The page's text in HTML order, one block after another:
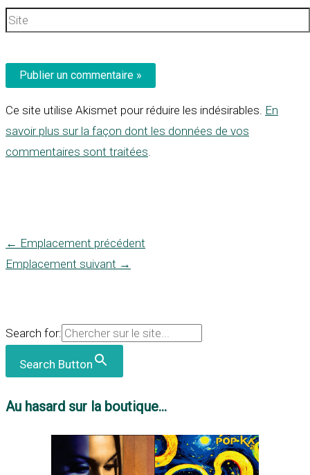
Site
Ce site utilise Akismet pour réduire les indésirables. En
savoir plus sur la façon dont les données de vos
commentaires sont traitées.
← Emplacement précédent
Emplacement suivant →
Search for:
Search Button
Au hasard sur la boutique...